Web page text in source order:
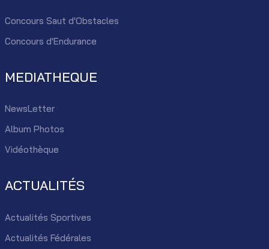
Concours Saut d'Obstacles
Concours d'Endurance
MEDIATHEQUE
NewsLetter
Album Photos
Vidéothèque
ACTUALITÉS
Actualités Sportives
Actualités Fédérales